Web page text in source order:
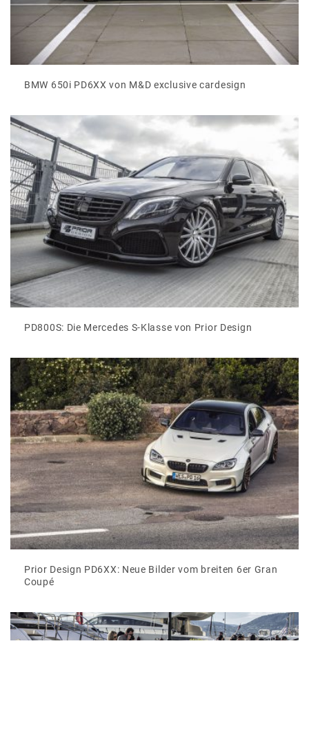
BMW 650i PD6XX von M&D exclusive cardesign
PD800S: Die Mercedes S-Klasse von Prior Design
Prior Design PD6XX: Neue Bilder vom breiten 6er Gran
Coupé